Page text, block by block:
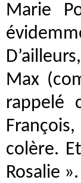
Marie
Max
rappelé
colère.
Rosalie ».